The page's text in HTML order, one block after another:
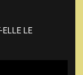
ELLE LE